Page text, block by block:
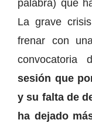
palabra) que
La grave
frenar con
convocatoria
sesión que
y su falta de
ha dejado